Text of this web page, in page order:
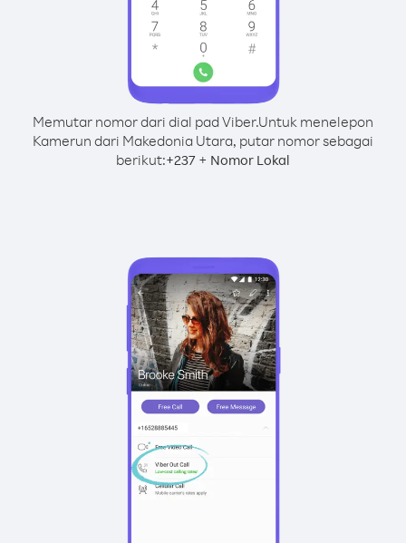
Memutar nomor dari dial pad Viber.Untuk menelepon
Kamerun dari Makedonia Utara, putar nomor sebagai
berikut:+237 + Nomor Lokal